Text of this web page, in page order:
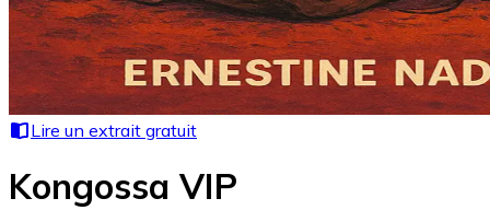
Lire un extrait gratuit
Kongossa VIP